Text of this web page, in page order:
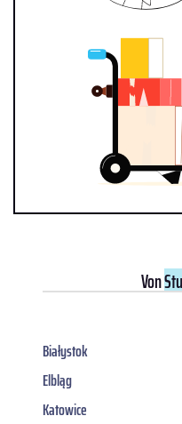
Von
Białystok
Elbląg
Katowice